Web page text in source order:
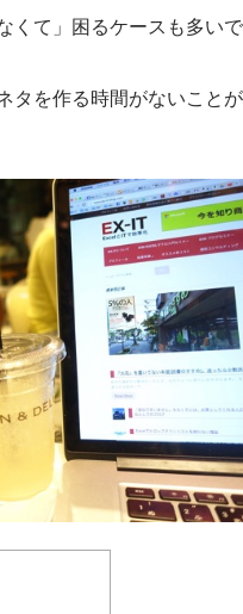
くて」困るケースも多いで
タを作る時間がないことが